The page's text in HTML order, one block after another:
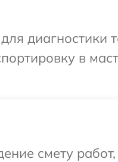
диагностики
в
смету